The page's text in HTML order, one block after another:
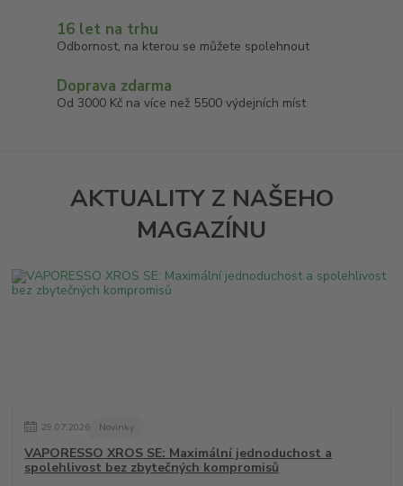
16 let na trhu
Odbornost, na kterou se můžete spolehnout
Doprava zdarma
Od 3000 Kč na více než 5500 výdejních míst
AKTUALITY Z NAŠEHO
MAGAZÍNU
29.07.2026 Novinky
VAPORESSO XROS SE: Maximální jednoduchost a
spolehlivost bez zbytečných kompromisů